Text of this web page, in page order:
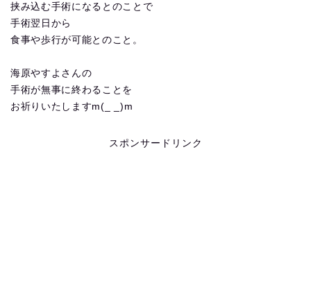
挟み込む手術になるとのことで
手術翌日から
食事や歩行が可能とのこと。
海原やすよさんの
手術が無事に終わることを
お祈りいたしますm(_ _)m
スポンサードリンク